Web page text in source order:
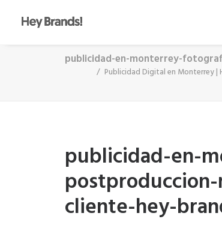
publicidad-en-monterrey-
Publicidad Digital en Monterrey |
publicidad-en-
cliente-hey-